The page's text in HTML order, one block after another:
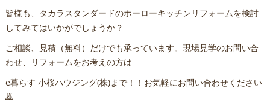
皆様も、タカラスタンダードのホーローキッチンリフォームを検討
してみてはいかがでしょうか？
ご相談、見積（無料）だけでも承っています。現場見学のお問い合
わせ、リフォームをお考えの方は
e暮らす 小桜ハウジング(株)まで！！お気軽にお問い合わせください
🙇